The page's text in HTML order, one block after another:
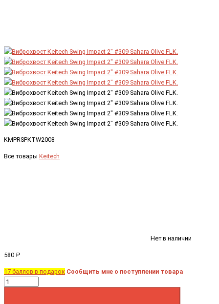
KMPRSPKTW2008
Все товары Keitech
Нет в наличии
580 ₽
17 баллов в подарок Сообщить мне о поступлении товара